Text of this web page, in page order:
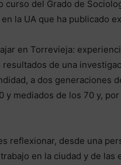
curso del Grado de
la UA que ha publicado
en Torrevieja:
de una
a dos generaciones
y mediados de los 70 y,
reflexionar, desde una
en la ciudad y de